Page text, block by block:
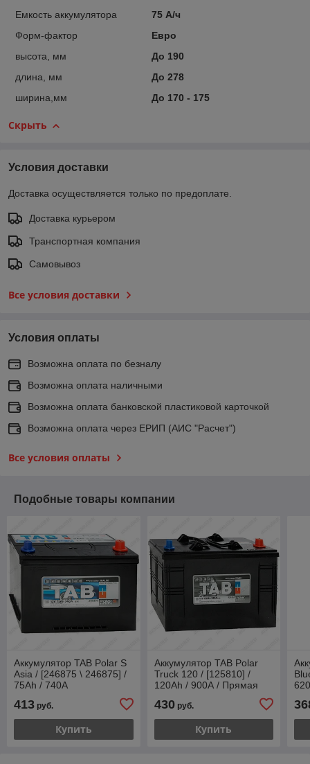
Емкость аккумулятора
75 А/ч
Форм-фактор
Евро
высота, мм
До 190
длина, мм
До 278
ширина,мм
До 170 - 175
Скрыть
Условия доставки
Доставка осуществляется только по предоплате.
Доставка курьером
Транспортная компания
Самовывоз
Все условия доставки
Условия оплаты
Возможна оплата по безналу
Возможна оплата наличными
Возможна оплата банковской пластиковой карточкой
Возможна оплата через ЕРИП (АИС "Расчет")
Все условия оплаты
Подобные товары компании
Аккумулятор TAB Polar S
Asia / [246875 \ 246875] /
75Ah / 740А
413 руб.
Купить
Аккумулятор TAB Polar
Truck 120 / [125810] /
120Ah / 900А / Прямая
430руб.
Купить